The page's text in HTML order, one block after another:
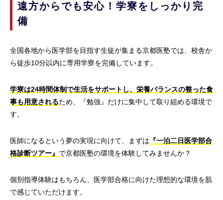
遠方からでも安心！学寮をしっかり完
備
全国各地から医学部を目指す生徒が集まる京都医塾では、校舎か
ら徒歩10分以内に専用学寮を完備しています。
学寮は24時間体制で生活をサポートし、栄養バランスの整った食
事も用意されるため、『勉強』だけに集中して取り組める環境で
す。
医師になるという夢の実現に向けて、まずは 『一泊二日医学部合
格診断ツアー』 で京都医塾の環境を体験してみませんか？
個別指導体験はもちろん、医学部合格に向けた理想的な環境を肌
で感じていただけます。